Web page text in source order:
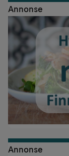
Annonse
Annonse